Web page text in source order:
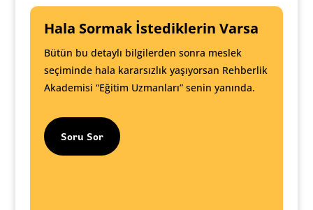
Hala Sormak İstediklerin Varsa
Bütün bu detaylı bilgilerden sonra meslek
seçiminde hala kararsızlık yaşıyorsan Rehberlik
Akademisi “Eğitim Uzmanları” senin yanında.
Soru Sor